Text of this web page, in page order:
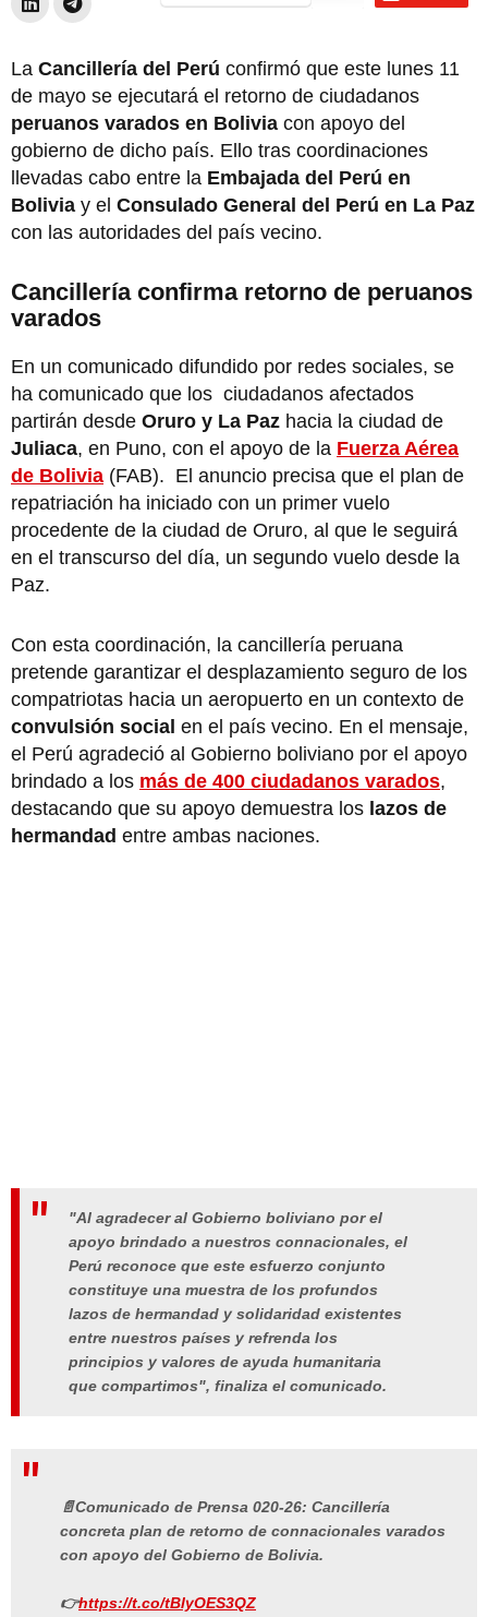
La Cancillería del Perú confirmó que este lunes 11
de mayo se ejecutará el retorno de ciudadanos
peruanos varados en Bolivia con apoyo del
gobierno de dicho país. Ello tras coordinaciones
llevadas cabo entre la Embajada del Perú en
Bolivia y el Consulado General del Perú en La Paz
con las autoridades del país vecino.
Cancillería confirma retorno de peruanos
varados
En un comunicado difundido por redes sociales, se
ha comunicado que los ciudadanos afectados
partirán desde Oruro y La Paz hacia la ciudad de
Juliaca, en Puno, con el apoyo de la Fuerza Aérea
de Bolivia (FAB). El anuncio precisa que el plan de
repatriación ha iniciado con un primer vuelo
procedente de la ciudad de Oruro, al que le seguirá
en el transcurso del día, un segundo vuelo desde la
Paz.
Con esta coordinación, la cancillería peruana
pretende garantizar el desplazamiento seguro de los
compatriotas hacia un aeropuerto en un contexto de
convulsión social en el país vecino. En el mensaje,
el Perú agradeció al Gobierno boliviano por el apoyo
brindado a los más de 400 ciudadanos varados,
destacando que su apoyo demuestra los lazos de
hermandad entre ambas naciones.
"Al agradecer al Gobierno boliviano por el
apoyo brindado a nuestros connacionales, el
Perú reconoce que este esfuerzo conjunto
constituye una muestra de los profundos
lazos de hermandad y solidaridad existentes
entre nuestros países y refrenda los
principios y valores de ayuda humanitaria
que compartimos", finaliza el comunicado.
📄Comunicado de Prensa 020-26: Cancillería
concreta plan de retorno de connacionales varados
con apoyo del Gobierno de Bolivia.
👉https://t.co/tBlyOES3QZ